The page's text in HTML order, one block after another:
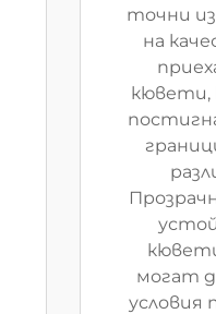
точни
на
кювети,
могат